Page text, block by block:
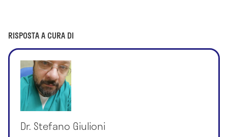
RISPOSTA A CURA DI
Dr. Stefano Giulioni